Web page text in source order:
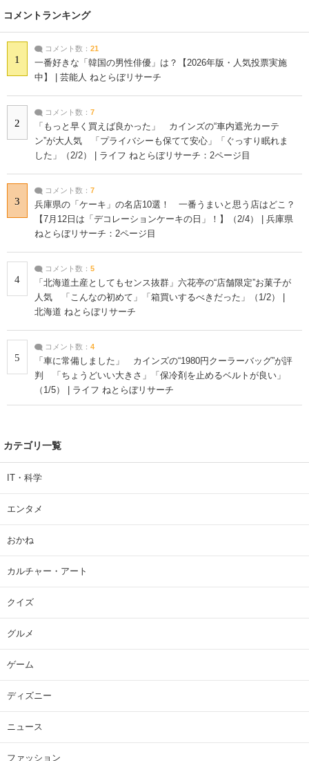
コメントランキング
1
コメント数： 21
一番好きな「韓国の男性俳優」は？【2026年版・人気投票実施
中】 | 芸能人 ねとらぼリサーチ
2
コメント数： 7
「もっと早く買えば良かった」 カインズの“車内遮光カーテ
ン”が大人気 「プライバシーも保てて安心」「ぐっすり眠れま
した」（2/2） | ライフ ねとらぼリサーチ：2ページ目
3
コメント数： 7
兵庫県の「ケーキ」の名店10選！ 一番うまいと思う店はどこ？
【7月12日は「デコレーションケーキの日」！】（2/4） | 兵庫県
ねとらぼリサーチ：2ページ目
4
コメント数： 5
「北海道土産としてもセンス抜群」六花亭の“店舗限定”お菓子が
人気 「こんなの初めて」「箱買いするべきだった」（1/2） |
北海道 ねとらぼリサーチ
5
コメント数： 4
「車に常備しました」 カインズの“1980円クーラーバッグ”が評
判 「ちょうどいい大きさ」「保冷剤を止めるベルトが良い」
（1/5） | ライフ ねとらぼリサーチ
カテゴリ一覧
IT・科学
エンタメ
おかね
カルチャー・アート
クイズ
グルメ
ゲーム
ディズニー
ニュース
ファッション